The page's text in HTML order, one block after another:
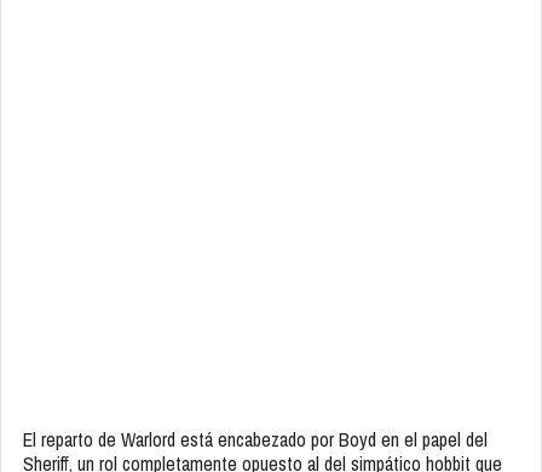
El reparto de Warlord está encabezado por Boyd en el papel del
Sheriff, un rol completamente opuesto al del simpático hobbit que